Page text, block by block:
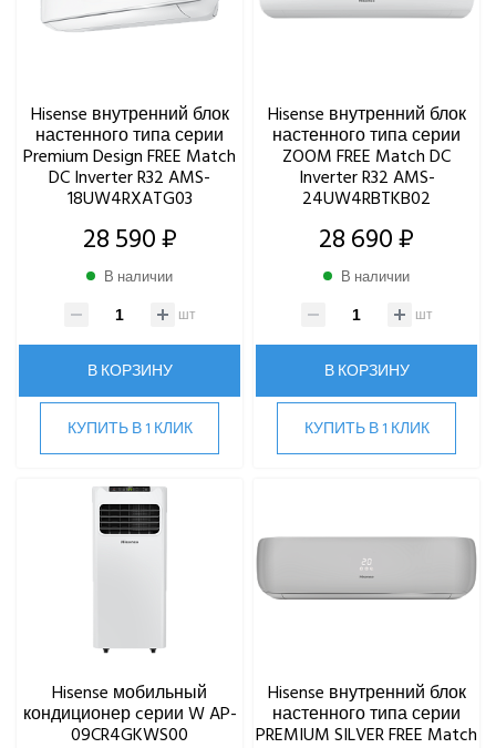
Hisense внутренний блок
настенного типа серии
Premium Design FREE Match
DC Inverter R32 AMS-
18UW4RXATG03
28 590 ₽
В наличии
шт
В КОРЗИНУ
КУПИТЬ В 1 КЛИК
Hisense внутренний блок
настенного типа серии
ZOOM FREE Match DC
Inverter R32 AMS-
24UW4RBTKB02
28 690 ₽
В наличии
шт
В КОРЗИНУ
КУПИТЬ В 1 КЛИК
Hisense мобильный
кондиционер cерии W AP-
09CR4GKWS00
Hisense внутренний блок
настенного типа серии
PREMIUM SILVER FREE Match